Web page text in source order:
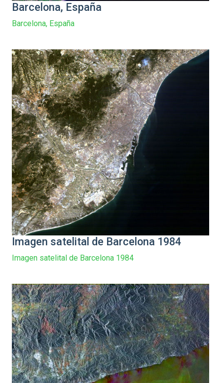
Barcelona, España
Barcelona, España
Imagen satelital de Barcelona 1984
Imagen satelital de Barcelona 1984